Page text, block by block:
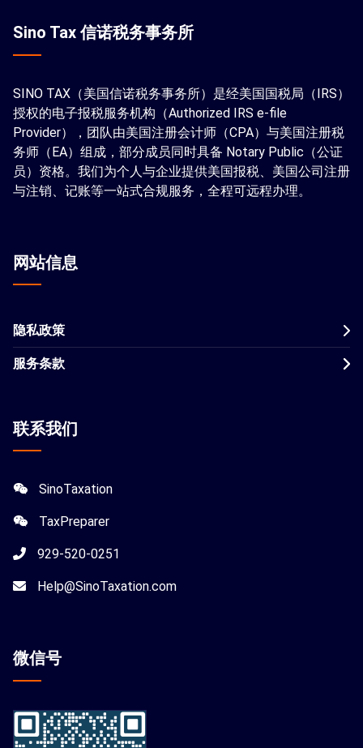
Sino Tax 信诺税务事务所
SINO TAX（美国信诺税务事务所）是经美国国税局（IRS）
授权的电子报税服务机构（Authorized IRS e-file
Provider），团队由美国注册会计师（CPA）与美国注册税
务师（EA）组成，部分成员同时具备 Notary Public（公证
员）资格。我们为个人与企业提供美国报税、美国公司注册
与注销、记账等一站式合规服务，全程可远程办理。
网站信息
隐私政策
服务条款
联系我们
SinoTaxation
TaxPreparer
929-520-0251
Help@SinoTaxation.com
微信号